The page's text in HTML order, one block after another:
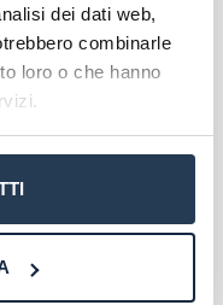
dei dati web,
combinarle
loro o che hanno
Rispondi
piattaforma e-
specifici
ha un
le informazioni
l'elenco
sul sito